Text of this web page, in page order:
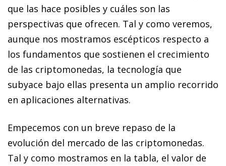
que las hace posibles y cuáles son las
perspectivas que ofrecen. Tal y como veremos,
aunque nos mostramos escépticos respecto a
los fundamentos que sostienen el crecimiento
de las criptomonedas, la tecnología que
subyace bajo ellas presenta un amplio recorrido
en aplicaciones alternativas.
Empecemos con un breve repaso de la
evolución del mercado de las criptomonedas.
Tal y como mostramos en la tabla, el valor de